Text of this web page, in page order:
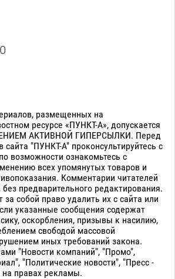
размещенных на
ресурсе «ПУНКТ-А», допускается
АКТИВНОЙ ГИПЕРСЫЛКИ. Перед
сайта "ПУНКТ-А" проконсультируйтесь с
возможности ознакомьтесь с
всех упомянутых товаров и
Комментарии читателей
предварительного редактирования.
за собой право удалить их с сайта или
указанные сообщения содержат
оскорбления, призывы к насилию,
свободой массовой
иных требований закона.
"Новости компаний", "Промо",
"Политические новости", "Пресс -
на правах рекламы.